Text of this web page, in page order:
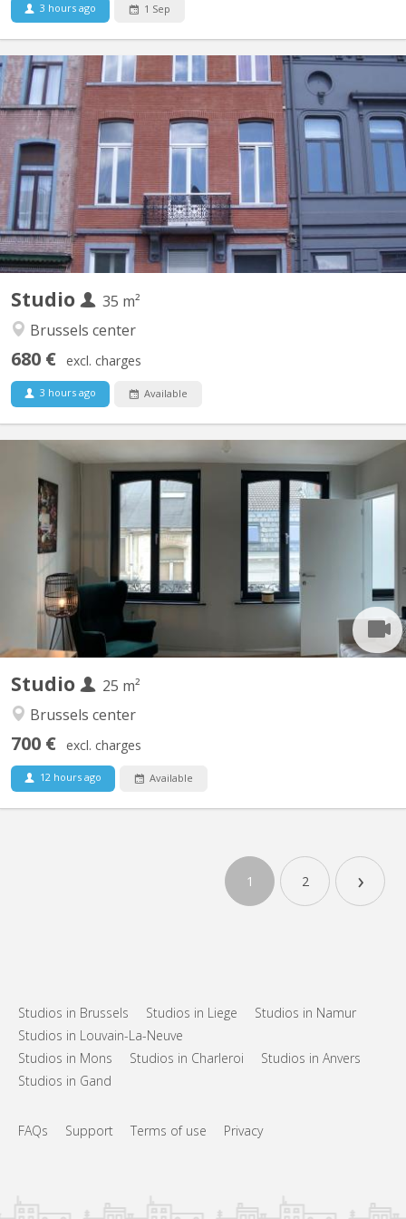
3 hours ago 1 Sep
Studio
35 m²
Brussels center
680 € excl. charges
3 hours ago Available
BK 16128
Available on 1/09/2026 ! Student flat , wooden floor, central
heating, double glazing. private kitchen, terrace and shower. Not
furnished.
Studio
25 m²
Brussels center
700 € excl. charges
12 hours ago Available
BK 16755
Idéal pour étudiants des écoles suivantes (à moins d'un
kilomètre): - Francisco Ferrer - IHECS - Conservatoire Royal de
Bruxelles - INSAS - Académie Royale des Beaux Arts - Odisee -
KU Leuven Brussel Métro ligne directe: - Université Saint-Louis -
ESA Saint-Luc Magnifiques petits studios meublés...
1 2 ›
Studios in Brussels Studios in Liege
Studios in Namur
Studios in Louvain-La-Neuve
Studios in Mons
Studios in Charleroi
Studios in Anvers
Studios in Gand
FAQs Support Terms of use Privacy